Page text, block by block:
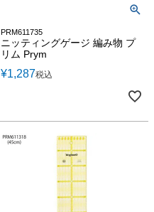
PRM611735
ニッティングゲージ 編み物 プ
リム Prym
¥1,287税込